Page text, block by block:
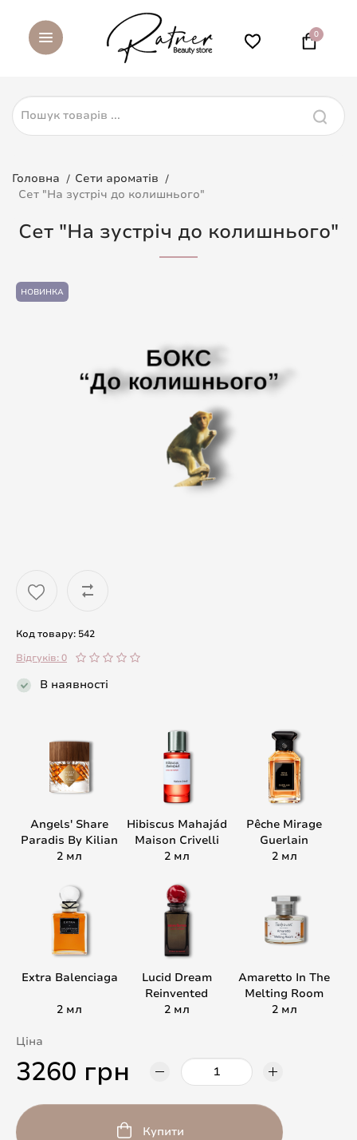
0
Головна
Сети ароматів
Сет "На зустріч до колишнього"
Сет "На зустріч до колишнього"
НОВИНКА
Код товару: 542
Відгуків: 0
В наявності
Angels' Share
Paradis By Kilian
2 мл
Hibiscus Mahajád
Maison Crivelli
2 мл
Pêche Mirage
Guerlain
2 мл
Extra Balenciaga
2 мл
Lucid Dream
Reinvented
2 мл
Amaretto In The
Melting Room
Toskovat'
2 мл
Ціна
3260 грн
Купити